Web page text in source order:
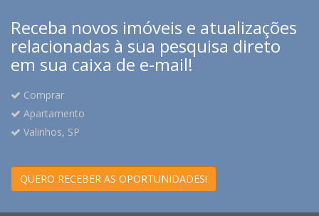
Receba novos imóveis e atualizações
relacionadas à sua pesquisa direto
em sua caixa de e-mail!
Comprar
Apartamento
Valinhos, SP
QUERO RECEBER AS OPORTUNIDADES!